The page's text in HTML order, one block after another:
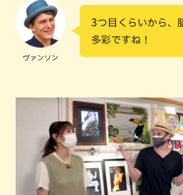
ヴァンソン
3つ目くらいから、
多彩ですね！